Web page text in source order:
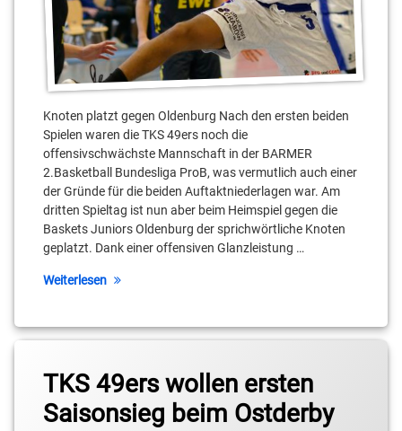
Knoten platzt gegen Oldenburg Nach den ersten beiden
Spielen waren die TKS 49ers noch die
offensivschwächste Mannschaft in der BARMER
2.Basketball Bundesliga ProB, was vermutlich auch einer
der Gründe für die beiden Auftaktniederlagen war. Am
dritten Spieltag ist nun aber beim Heimspiel gegen die
Baskets Juniors Oldenburg der sprichwörtliche Knoten
geplatzt. Dank einer offensiven Glanzleistung …
Weiterlesen
Stölzel
Mubarak
Salami
Petar
Zivkovic
Sebastian
Stahnsdorf
Thabo
TKS 49ers wollen ersten
Saisonsieg beim Ostderby
2.
Basketball-
Bundesliga
Pro B